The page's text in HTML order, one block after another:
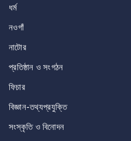
ধর্ম
নওগাঁ
নাটোর
প্রতিষ্ঠান ও সংগঠন
ফিচার
বিজ্ঞান-তথ্যপ্রযুক্তি
সংস্কৃতি ও বিনোদন